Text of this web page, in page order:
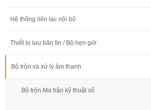
Hệ thống liên lạc nội bộ
Thiết bị lưu bản tin / Bộ hẹn giờ
Bộ trộn và xử lý âm thanh
Bộ trộn Ma trận kỹ thuật số